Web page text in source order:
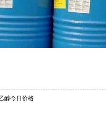
醇今日价格